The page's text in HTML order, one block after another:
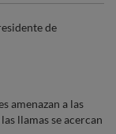
de
amenazan a las
llamas se acercan